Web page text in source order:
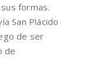
formas.
San Plácido
de ser
de